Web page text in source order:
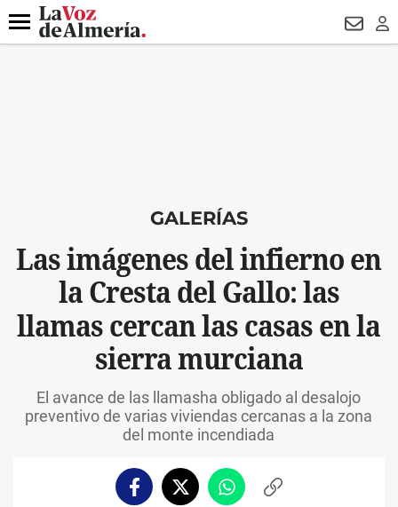
DESTACADO
Menú
GALERÍAS
Las imágenes del infierno en
la Cresta del Gallo: las
llamas cercan las casas en la
sierra murciana
El avance de las llamasha obligado al desalojo
preventivo de varias viviendas cercanas a la zona
del monte incendiada
FacebookTwitterWhatsappCopiar